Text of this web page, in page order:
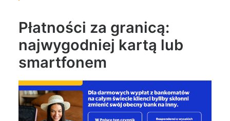
Płatności za granicą:
najwygodniej kartą lub
smartfonem